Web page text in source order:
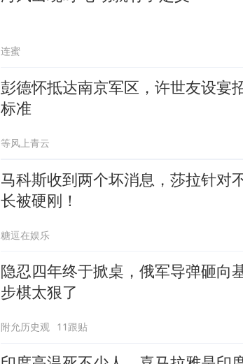
连蜜
彭德怀抵达南京军区，许世友设宴
标准
等风上青云
马科斯收到两个坏消息，莎拉针对
长被硬刚！
糖逗在娱乐
隐忍四年终于掀桌，俄军导弹砸向
步棋太狠了
附允历史观 11跟贴